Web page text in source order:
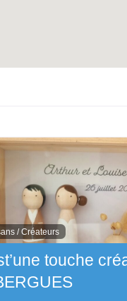
/ Créateurs
touche